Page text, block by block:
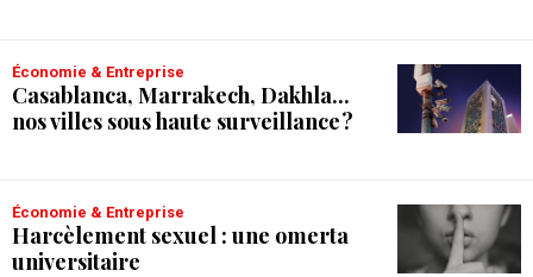
Économie & Entreprise
Casablanca, Marrakech, Dakhla...
nos villes sous haute surveillance ?
Économie & Entreprise
Harcèlement sexuel : une omerta
universitaire